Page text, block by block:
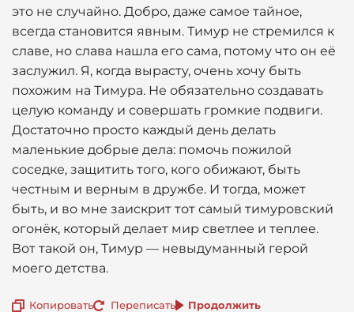
это не случайно. Добро, даже самое тайное,
всегда становится явным. Тимур не стремился к
славе, но слава нашла его сама, потому что он её
заслужил. Я, когда вырасту, очень хочу быть
похожим на Тимура. Не обязательно создавать
целую команду и совершать громкие подвиги.
Достаточно просто каждый день делать
маленькие добрые дела: помочь пожилой
соседке, защитить того, кого обижают, быть
честным и верным в дружбе. И тогда, может
быть, и во мне заискрит тот самый тимуровский
огонёк, который делает мир светлее и теплее.
Вот такой он, Тимур — невыдуманный герой
моего детства.
Копировать Переписать Продолжить